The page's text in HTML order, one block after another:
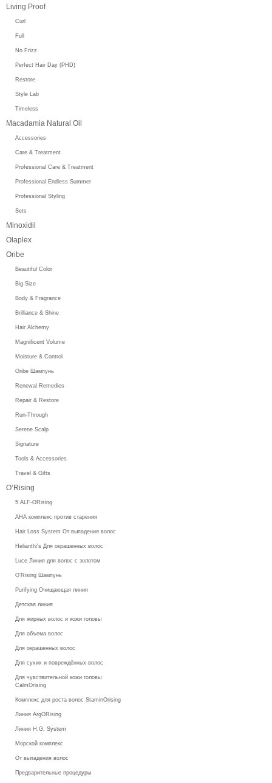
Living Proof
Curl
Full
No Frizz
Perfect Hair Day (PHD)
Restore
Style Lab
Timeless
Macadamia Natural Oil
Accessories
Care & Treatment
Professional Care & Treatment
Professional Endless Summer
Professional Styling
Sets
Minoxidil
Olaplex
Oribe
Beautiful Color
Big Size
Body & Fragrance
Brilliance & Shine
Hair Alchemy
Magnificent Volume
Moisture & Control
Oribe Шампунь
Renewal Remedies
Repair & Restore
Run-Through
Serene Scalp
Signature
Tools & Accessories
Travel & Gifts
O’Rising
5 ALF-ORising
AHA комплекс против старения
Hair Loss System От выпадения волос
Helianthi's Для окрашенных волос
Luce Линия для волос с золотом
O’Rising Шампунь
Purifying Очищающая линия
Детская линия
Для жирных волос и кожи головы
Для объема волос
Для окрашенных волос
Для сухих и повреждённых волос
Для чувствительной кожи головы
CalmOrising
Комплекс для роста волос StaminOrising
Линия ArgORising
Линия H.G. System
Морской комплекс
От выпадения волос
Предварительные процедуры